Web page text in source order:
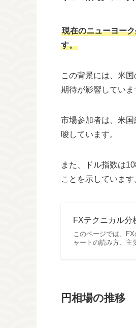
現在のニューヨー
す。
この背景には、米
期待が影響していま
市場参加者は、米
唆しています。
また、ドル指数は
ことを示しています
FXテクニカル分
このページでは、
ャートの読み方、主
円相場の推移